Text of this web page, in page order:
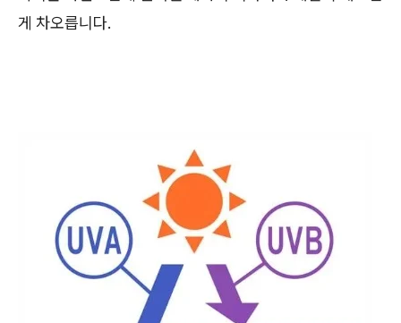
게 차오릅니다.